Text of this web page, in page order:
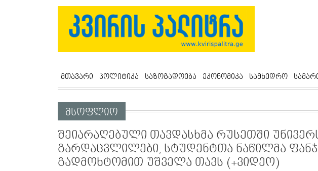
მთავარი პოლიტიკა საზოგადოება ეკონომიკა სამხედრო
მსოფლიო
შეიარაღებული თავდასხმა რუსეთში
გარდაცვლილები, სტუდენტთა ნაწილმა
გადმოხტომით უშველა თავს (+ვიდეო)